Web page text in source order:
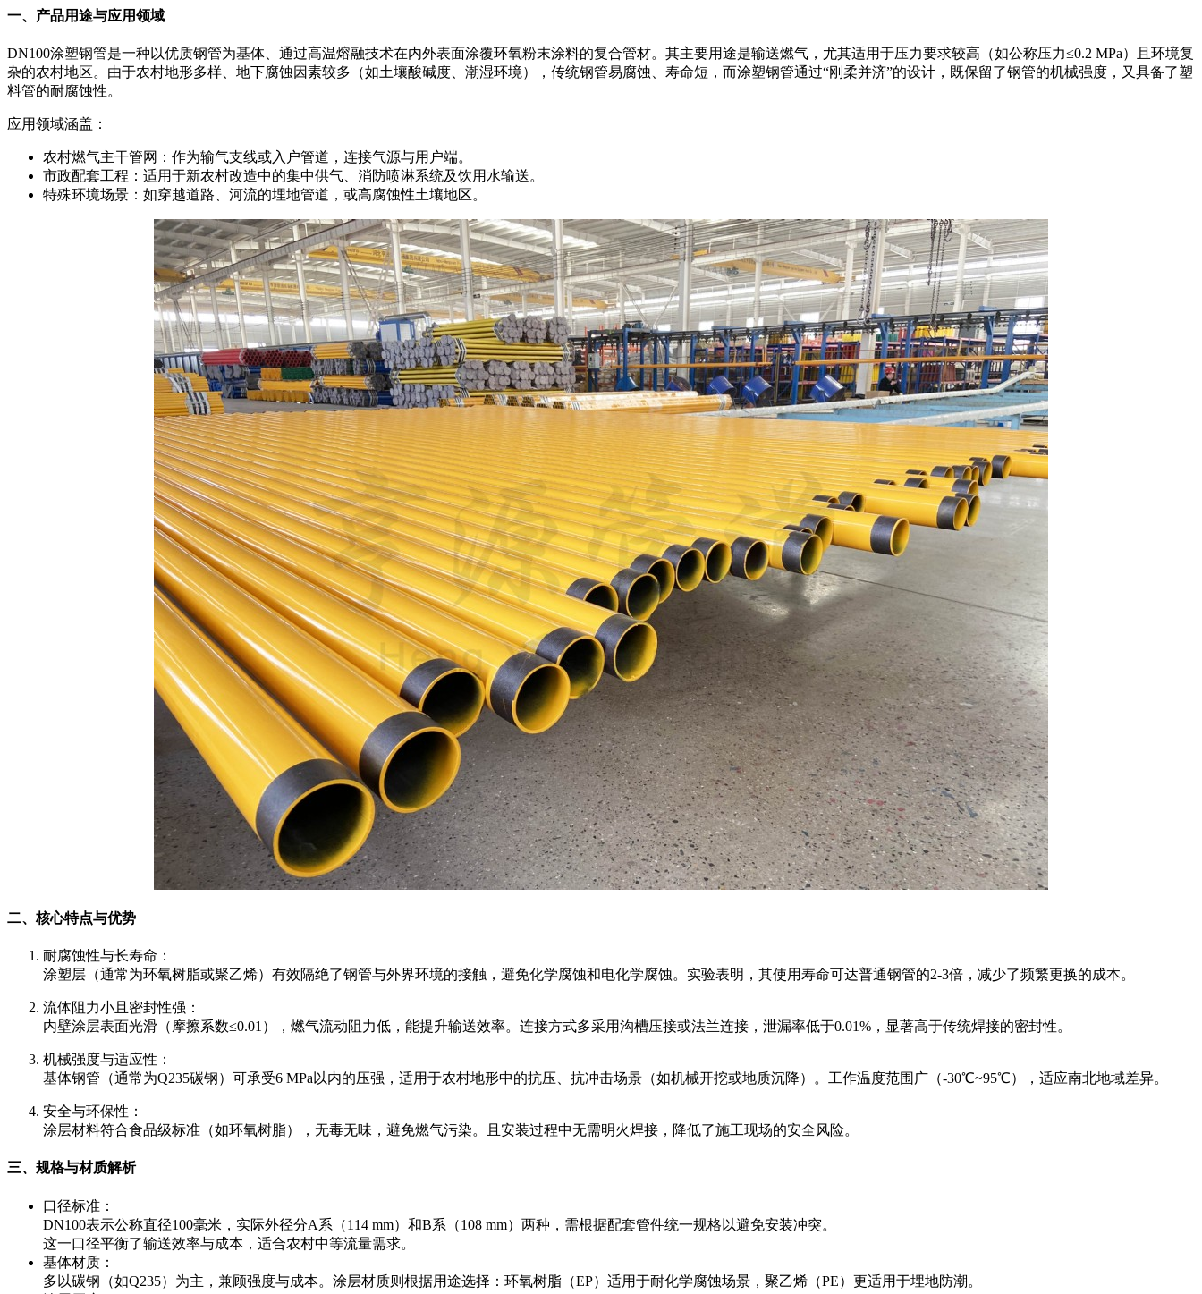
一、产品用途与应用领域
DN100涂塑钢管是一种以优质钢管为基体、通过高温熔融技术在内外表面涂覆环氧粉末涂料的复合管材。其主要用途是输送燃气，尤其适用于压力要求较高（如公称压力≤0.2 MPa）且环境复
杂的农村地区。由于农村地形多样、地下腐蚀因素较多（如土壤酸碱度、潮湿环境），传统钢管易腐蚀、寿命短，而涂塑钢管通过“刚柔并济”的设计，既保留了钢管的机械强度，又具备了塑
料管的耐腐蚀性。
应用领域涵盖：
农村燃气主干管网：作为输气支线或入户管道，连接气源与用户端。
市政配套工程：适用于新农村改造中的集中供气、消防喷淋系统及饮用水输送。
特殊环境场景：如穿越道路、河流的埋地管道，或高腐蚀性土壤地区。
二、核心特点与优势
耐腐蚀性与长寿命：
涂塑层（通常为环氧树脂或聚乙烯）有效隔绝了钢管与外界环境的接触，避免化学腐蚀和电化学腐蚀。实验表明，其使用寿命可达普通钢管的2-3倍，减少了频繁更换的成本。
流体阻力小且密封性强：
内壁涂层表面光滑（摩擦系数≤0.01），燃气流动阻力低，能提升输送效率。连接方式多采用沟槽压接或法兰连接，泄漏率低于0.01%，显著高于传统焊接的密封性。
机械强度与适应性：
基体钢管（通常为Q235碳钢）可承受6 MPa以内的压强，适用于农村地形中的抗压、抗冲击场景（如机械开挖或地质沉降）。工作温度范围广（-30℃~95℃），适应南北地域差异。
安全与环保性：
涂层材料符合食品级标准（如环氧树脂），无毒无味，避免燃气污染。且安装过程中无需明火焊接，降低了施工现场的安全风险。
三、规格与材质解析
口径标准：
DN100表示公称直径100毫米，实际外径分A系（114 mm）和B系（108 mm）两种，需根据配套管件统一规格以避免安装冲突。
这一口径平衡了输送效率与成本，适合农村中等流量需求。
基体材质：
多以碳钢（如Q235）为主，兼顾强度与成本。涂层材质则根据用途选择：环氧树脂（EP）适用于耐化学腐蚀场景，聚乙烯（PE）更适用于埋地防潮。